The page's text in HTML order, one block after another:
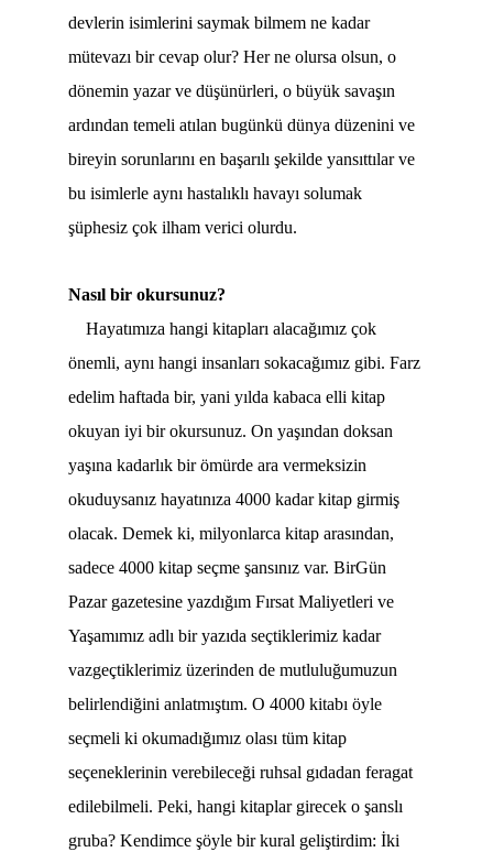
devlerin isimlerini saymak bilmem ne kadar
mütevazı bir cevap olur? Her ne olursa olsun, o
dönemin yazar ve düşünürleri, o büyük savaşın
ardından temeli atılan bugünkü dünya düzenini ve
bireyin sorunlarını en başarılı şekilde yansıttılar ve
bu isimlerle aynı hastalıklı havayı solumak
şüphesiz çok ilham verici olurdu.
Nasıl bir okursunuz?
Hayatımıza hangi kitapları alacağımız çok
önemli, aynı hangi insanları sokacağımız gibi. Farz
edelim haftada bir, yani yılda kabaca elli kitap
okuyan iyi bir okursunuz. On yaşından doksan
yaşına kadarlık bir ömürde ara vermeksizin
okuduysanız hayatınıza 4000 kadar kitap girmiş
olacak. Demek ki, milyonlarca kitap arasından,
sadece 4000 kitap seçme şansınız var. BirGün
Pazar gazetesine yazdığım Fırsat Maliyetleri ve
Yaşamımız adlı bir yazıda seçtiklerimiz kadar
vazgeçtiklerimiz üzerinden de mutluluğumuzun
belirlendiğini anlatmıştım. O 4000 kitabı öyle
seçmeli ki okumadığımız olası tüm kitap
seçeneklerinin verebileceği ruhsal gıdadan feragat
edilebilmeli. Peki, hangi kitaplar girecek o şanslı
gruba? Kendimce şöyle bir kural geliştirdim: İki